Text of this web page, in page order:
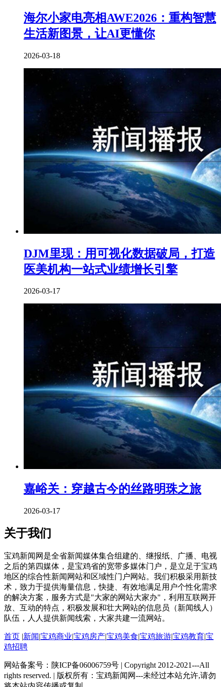
海尔小家电亮相AWE2026：重构智慧
生活新图景，让AI更懂你
2026-03-18
DJM里现：用可视化数据破局，打造
医美机构一站式业绩增长引擎
2026-03-17
嘉峪关：穿越古今的丝路明珠之旅
2026-03-17
关于我们
宝鸡新闻网是全省新闻媒体集合组建的、继报纸、广播、电视
之后的第四媒体，是宝鸡省的宽带多媒体门户，是立足于宝鸡
地区的综合性新闻网站和区域性门户网站。我们积极采用新技
术，致力于提供海量信息，快捷、有效地满足用户个性化需求
的解决方案，服务方式是"大家的网站大家办"，利用互联网开
放、互动的特点，积极发展和壮大网站的信息员（新闻线人）
队伍，人人提供新闻线索，大家共建一流网站。
首页 |新闻|宝鸡商业|宝鸡房产|宝鸡美食|宝鸡旅游|宝鸡教育|宝
鸡招聘
网站备案号：陕ICP备06006759号 | Copyright 2012-2021---All
rights reserved. | 版权所有：宝鸡新闻网---未经过本站允许,请勿